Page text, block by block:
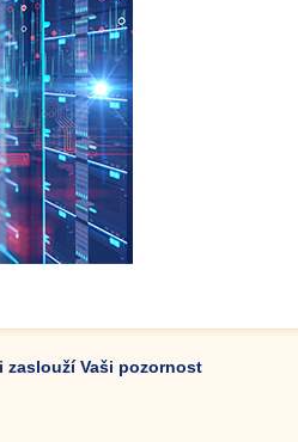
zaslouží Vaši pozornost